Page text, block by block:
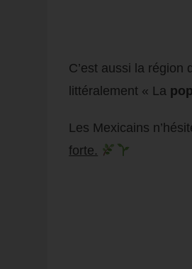
C’est aussi la région
littéralement « La
Les Mexicains
forte.